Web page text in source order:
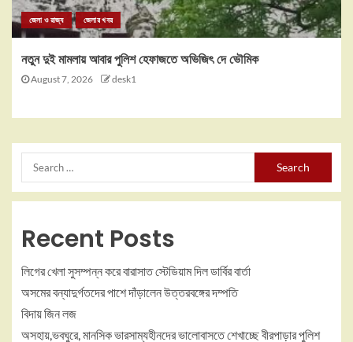
জেলা ও রাজ্য জেলার খবর
নতুন দুই মামলায় আবার পুলিশ হেফাজতে অভিজিৎ দে ভৌমিক
August 7, 2026 desk1
Recent Posts
লিগের খেলা সুসম্পন্ন করে বারাসাত স্টেডিয়াম দিল ডার্বির বার্তা
অসমের বন্যাদুর্গতদের পাশে দাঁড়ালেন উত্তরবঙ্গের দম্পতি
বিদায় জিন লজ
অসহায়,ভবঘুরে, মানসিক ভারসাম্যহীনদের ভালোবাসতে শেখাচ্ছে বীরপাড়ার পুলিশ